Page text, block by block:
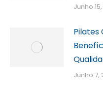
Junho
Pilates
Junho 7,